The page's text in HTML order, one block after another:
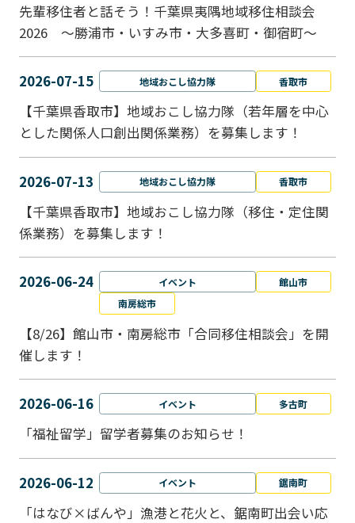
先輩移住者と話そう！千葉県夷隅地域移住相談会
2026 ～勝浦市・いすみ市・大多喜町・御宿町～
2026-07-15 地域おこし協力隊 香取市
【千葉県香取市】地域おこし協力隊（若年層を中心
とした関係人口創出関係業務）を募集します！
2026-07-13 地域おこし協力隊 香取市
【千葉県香取市】地域おこし協力隊（移住・定住関
係業務）を募集します！
2026-06-24 イベント
館山市
南房総市
【8/26】館山市・南房総市「合同移住相談会」を開
催します！
2026-06-16 イベント 多古町
「福祉留学」留学者募集のお知らせ！
2026-06-12 イベント 鋸南町
「はなび×ばんや」漁港と花火と、鋸南町出会い応